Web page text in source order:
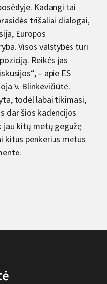
Kadangi tai
trišaliai dialogai,
Europos
Visos valstybės turi
Reikės jas
– apie ES
V. Blinkevičiūtė.
todėl labai tikimasi,
dar šios kadencijos
jau kitų metų gegužę
kitus penkerius metus